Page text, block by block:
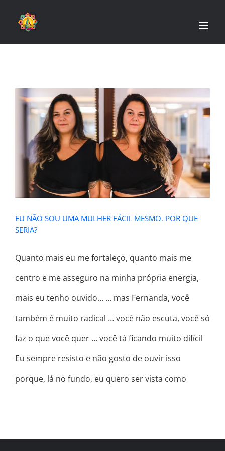
EU NÃO SOU UMA MULHER FÁCIL
MESMO. POR QUE SERIA?
EU NÃO SOU UMA MULHER FÁCIL MESMO. POR QUE
SERIA?
Quanto mais eu me fortaleço, quanto mais me
centro e me asseguro na minha própria energia,
mais eu tenho ouvido… … mas Fernanda, você
também é muito radical … você não escuta, você só
faz o que você quer … você tá ficando muito difícil
Eu sempre resisto e não gosto de ouvir isso
porque, lá no fundo, eu quero ser vista como